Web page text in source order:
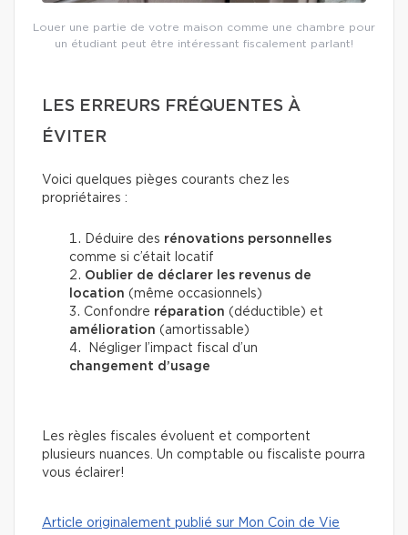
Louer une partie de votre maison comme une chambre pour
un étudiant peut être intéressant fiscalement parlant!
LES ERREURS FRÉQUENTES À
ÉVITER
Voici quelques pièges courants chez les
propriétaires :
Déduire des rénovations personnelles
comme si c’était locatif
Oublier de déclarer les revenus de
location (même occasionnels)
Confondre réparation (déductible) et
amélioration (amortissable)
Négliger l’impact fiscal d’un
changement d’usage
Les règles fiscales évoluent et comportent
plusieurs nuances. Un comptable ou fiscaliste pourra
vous éclairer!
Article originalement publié sur Mon Coin de Vie